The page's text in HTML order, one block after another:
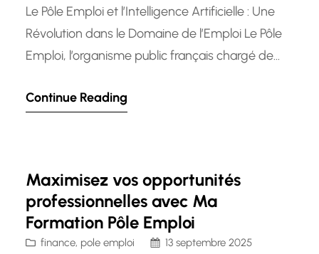
Le Pôle Emploi et l’Intelligence Artificielle : Une
Révolution dans le Domaine de l’Emploi Le Pôle
Emploi, l’organisme public français chargé de
l’intelligence artificielle (IA) dans ses processus
Continue Reading
Maximisez vos opportunités
professionnelles avec Ma
Formation Pôle Emploi
finance, pole emploi
13 septembre 2025